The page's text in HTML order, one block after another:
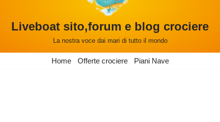
Liveboat sito,forum e blog crociere
La nostra voce dai mari di tutto il mondo
Home Offerte crociere Piani Nave